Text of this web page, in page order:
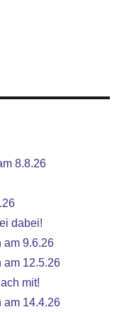
8.8.26
dabei!
am 9.6.26
am 12.5.26
mit!
am 14.4.26